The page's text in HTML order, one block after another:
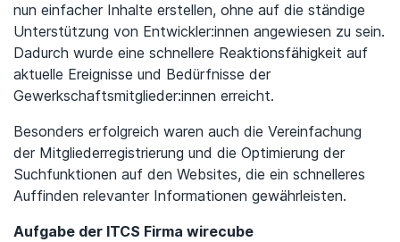
nun einfacher Inhalte erstellen, ohne auf die ständige
Unterstützung von Entwickler:innen angewiesen zu sein.
Dadurch wurde eine schnellere Reaktionsfähigkeit auf
aktuelle Ereignisse und Bedürfnisse der
Gewerkschaftsmitglieder:innen erreicht.
Besonders erfolgreich waren auch die Vereinfachung
der Mitgliederregistrierung und die Optimierung der
Suchfunktionen auf den Websites, die ein schnelleres
Auffinden relevanter Informationen gewährleisten.
Aufgabe der ITCS Firma wirecube